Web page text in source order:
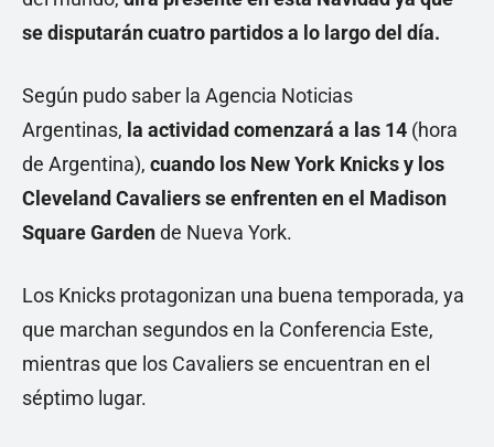
se disputarán cuatro partidos a lo largo del día.
Según pudo saber la Agencia Noticias
Argentinas, la actividad comenzará a las 14 (hora
de Argentina), cuando los New York Knicks y los
Cleveland Cavaliers se enfrenten en el Madison
Square Gardende Nueva York.
Los Knicks protagonizan una buena temporada, ya
que marchan segundos en la Conferencia Este,
mientras que los Cavaliers se encuentran en el
séptimo lugar.